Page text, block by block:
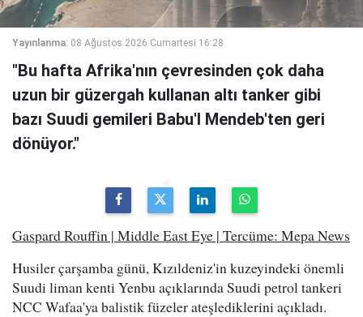
Yayınlanma: 08 Ağustos 2026 Cumartesi 16:28
"Bu hafta Afrika'nın çevresinden çok daha
uzun bir güzergah kullanan altı tanker gibi
bazı Suudi gemileri Babu'l Mendeb'ten geri
dönüyor."
Gaspard Rouffin | Middle East Eye | Tercüme: Mepa News
Husiler çarşamba günü, Kızıldeniz'in kuzeyindeki önemli
Suudi liman kenti Yenbu açıklarında Suudi petrol tankeri
NCC Wafaa'ya balistik füzeler ateşlediklerini açıkladı.